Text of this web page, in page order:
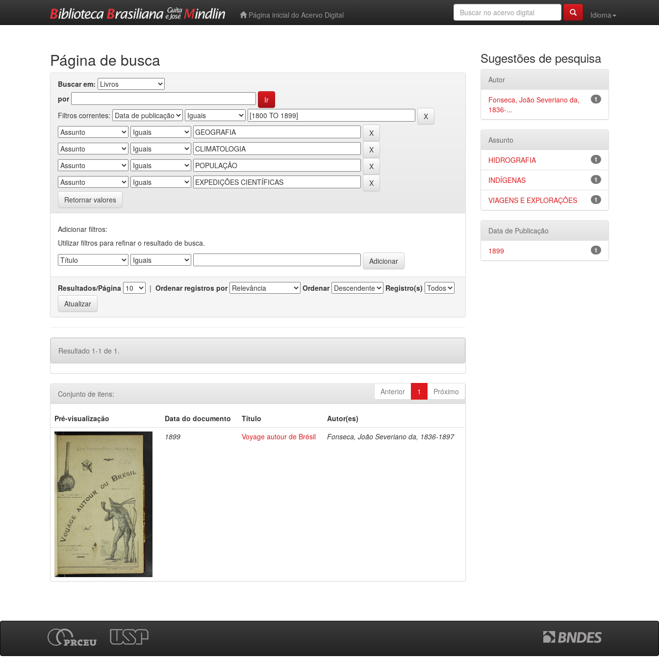
Página inicial do Acervo Digital
Idioma
Página de busca
Buscar em:
por
Filtros correntes:
Retornar valores
Adicionar filtros:
Utilizar filtros para refinar o resultado de busca.
Resultados/Página | Ordenar registros por Ordenar Registro(s)
Resultado 1-1 de 1.
Anterior 1 Próximo
Conjunto de itens:
Pré-visualização Data do documento Título
Autor(es)
1899
Voyage autour de Brésil Fonseca, João Severiano da, 1836-1897
Sugestões de pesquisa
Autor
1
Fonseca, João Severiano da,
1836-...
Assunto
1
HIDROGRAFIA
1
INDÍGENAS
1
VIAGENS E EXPLORAÇÕES
Data de Publicação
1
1899